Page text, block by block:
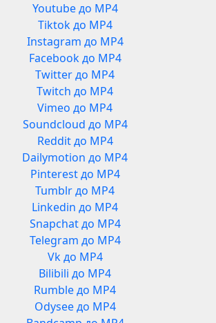
Youtube до MP4
Tiktok до MP4
Instagram до MP4
Facebook до MP4
Twitter до MP4
Twitch до MP4
Vimeo до MP4
Soundcloud до MP4
Reddit до MP4
Dailymotion до MP4
Pinterest до MP4
Tumblr до MP4
Linkedin до MP4
Snapchat до MP4
Telegram до MP4
Vk до MP4
Bilibili до MP4
Rumble до MP4
Odysee до MP4